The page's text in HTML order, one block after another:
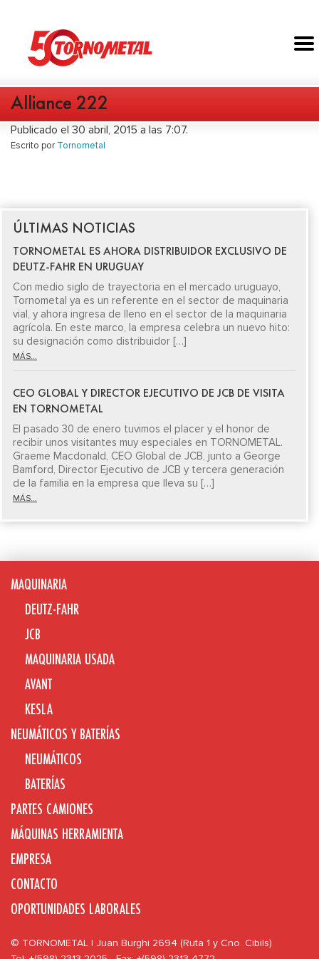
Alliance 222
Publicado el 30 abril, 2015 a las 7:07.
Escrito por Tornometal
ÚLTIMAS NOTICIAS
TORNOMETAL ES AHORA DISTRIBUIDOR EXCLUSIVO DE
DEUTZ-FAHR EN URUGUAY
Con medio siglo de trayectoria en el mercado uruguayo,
Tornometal ya es un referente en el sector de maquinaria
vial, y ahora ingresa de lleno en el sector de la maquinaria
agrícola. En este marco, la empresa celebra un nuevo hito:
su designación como distribuidor […]
MÁS...
CEO GLOBAL Y DIRECTOR EJECUTIVO DE JCB DE VISITA
EN TORNOMETAL
El pasado 30 de enero tuvimos el placer y el honor de
recibir unos visitantes muy especiales en TORNOMETAL.
Graeme Macdonald, CEO Global de JCB, junto a George
Bamford, Director Ejecutivo de JCB y tercera generación
de la familia en la empresa que lleva su […]
MÁS...
MAQUINARIA
DEUTZ-FAHR
JCB
MAQUINARIA USADA
AVANT
KESLA
NEUMÁTICOS Y BATERÍAS
NEUMÁTICOS
BATERÍAS
PARTES CAMIONES
MÁQUINAS HERRAMIENTA
EMPRESA
CONTACTO
OPORTUNIDADES LABORALES
© TORNOMETAL | Juan Burghi 2694 (Ruta 1 y Cno. Cibils)